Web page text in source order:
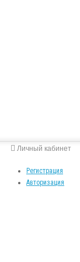
Личный кабинет
Регистрация
Авторизация